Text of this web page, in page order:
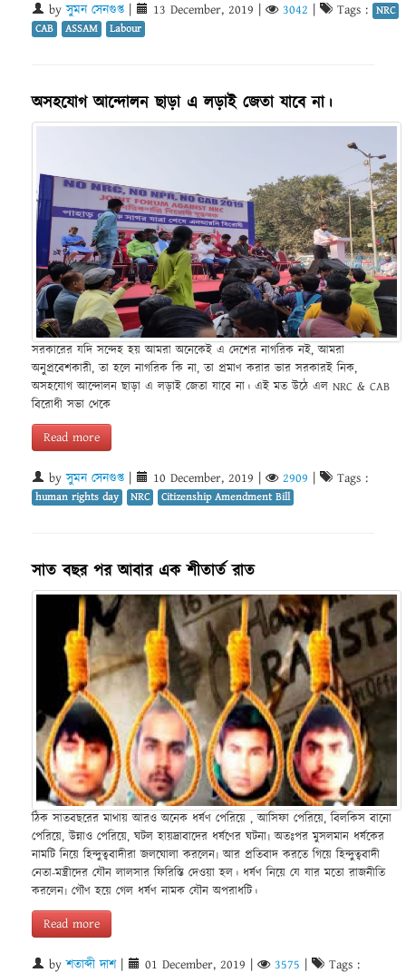
byসুমন সেনগুপ্ত 13 December, 2019 3042 Tags : NRC
CAB
ASSAM Labour
অসহযোগ আন্দোলন ছাড়া এ লড়াই জেতা যাবে না।
সরকারের যদি সন্দেহ হয় আমরা অনেকেই এ দেশের নাগরিক নই, আমরা
অনুপ্রবেশকারী, তা হলে নাগরিক কি না, তা প্রমাণ করার ভার সরকারই নিক,
অসহযোগ আন্দোলন ছাড়া এ লড়াই জেতা যাবে না। এই মত উঠে এল NRC & CAB
বিরোধী সভা থেকে
Read more
byসুমন সেনগুপ্ত 10 December, 2019 2909 Tags :
human rights day NRC Citizenship Amendment Bill
সাত বছর পর আবার এক শীতার্ত রাত
ঠিক সাতবছরের মাথায় আরও অনেক ধর্ষণ পেরিয়ে , আসিফা পেরিয়ে, বিলকিস বানো
পেরিয়ে, উন্নাও পেরিয়ে, ঘটল হায়দ্রাবাদের ধর্ষণের ঘটনা৷ অতঃপর মুসলমান ধর্ষকের
নামটি নিয়ে হিন্দুত্ববাদীরা জলঘোলা করলেন৷ আর প্রতিবাদ করতে গিয়ে হিন্দুত্ববাদী
নেতা-মন্ত্রীদের যৌন লালসার ফিরিস্তি দেওয়া হল। ধর্ষণ নিয়ে যে যার মতো রাজনীতি
করলেন৷ গৌণ হয়ে গেল ধর্ষণ নামক যৌন অপরাধটি।
Read more
byশতাব্দী দাশ| 01 December, 2019 3575 Tags :